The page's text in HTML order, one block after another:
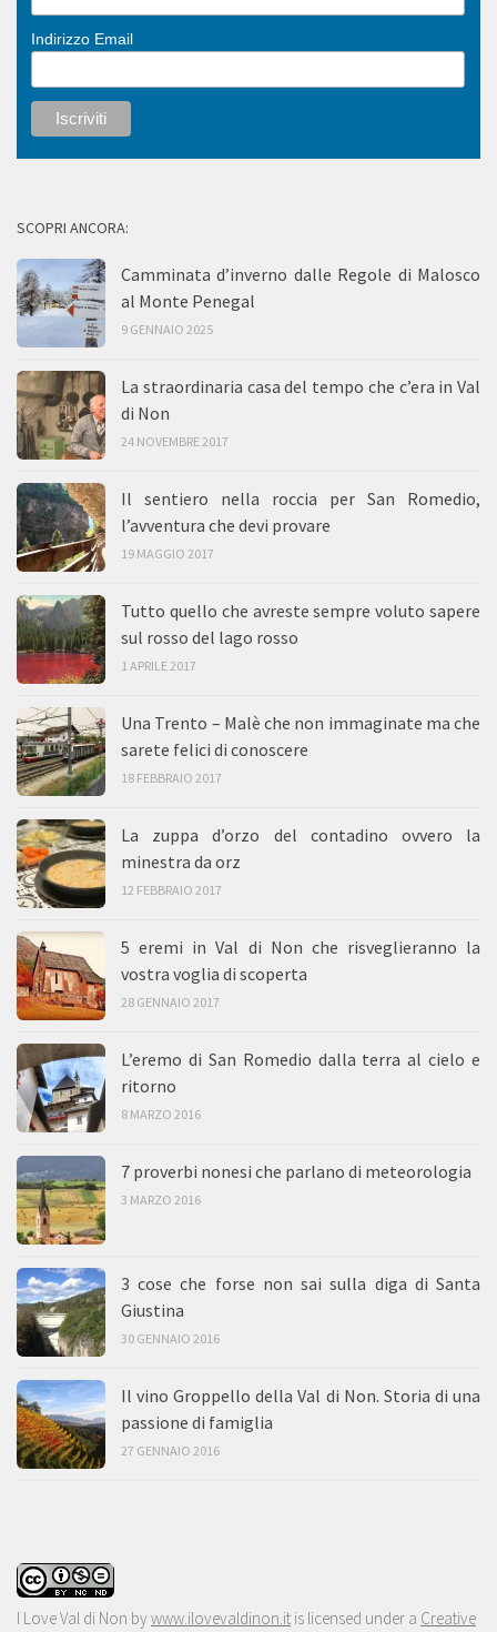
Indirizzo Email
SCOPRI ANCORA:
Camminata d’inverno dalle Regole di Malosco
al Monte Penegal
9 GENNAIO 2025
La straordinaria casa del tempo che c’era in Val
di Non
24 NOVEMBRE 2017
Il sentiero nella roccia per San Romedio,
l’avventura che devi provare
19 MAGGIO 2017
Tutto quello che avreste sempre voluto sapere
sul rosso del lago rosso
1 APRILE 2017
Una Trento – Malè che non immaginate ma che
sarete felici di conoscere
18 FEBBRAIO 2017
La zuppa d’orzo del contadino ovvero la
minestra da orz
12 FEBBRAIO 2017
5 eremi in Val di Non che risveglieranno la
vostra voglia di scoperta
28 GENNAIO 2017
L’eremo di San Romedio dalla terra al cielo e
ritorno
8 MARZO 2016
7 proverbi nonesi che parlano di meteorologia
3 MARZO 2016
3 cose che forse non sai sulla diga di Santa
Giustina
30 GENNAIO 2016
Il vino Groppello della Val di Non. Storia di una
passione di famiglia
27 GENNAIO 2016
I Love Val di Non bywww.ilovevaldinon.it is licensed under a Creative